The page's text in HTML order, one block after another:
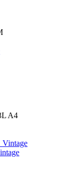
A4